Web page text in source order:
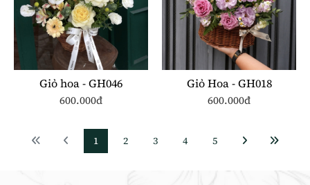
Giỏ hoa - GH046
600.000đ
Giỏ Hoa - GH018
600.000đ
1 2 3 4 5